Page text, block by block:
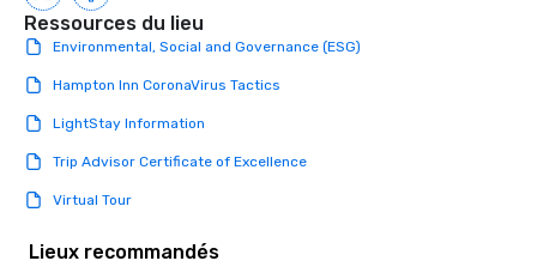
experiences not only provide more
ways to network, but a more convivial
Lip Smacking Foodie Tours is ideal for
experiences can accommodate
groups from as few as 1 to as many
a tour is stress-free and allows you to
Ressources du lieu
Environmental, Social and Governance (ESG)
Hampton Inn CoronaVirus Tactics
LightStay Information
Trip Advisor Certificate of Excellence
Virtual Tour
Lieux recommandés